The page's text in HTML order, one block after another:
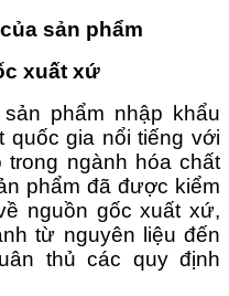
sản phẩm
xuất xứ
phẩm nhập khẩu
quốc gia nổi tiếng với
ngành hóa chất
phẩm đã được kiểm
nguồn gốc xuất xứ,
từ nguyên liệu đến
thủ các quy định